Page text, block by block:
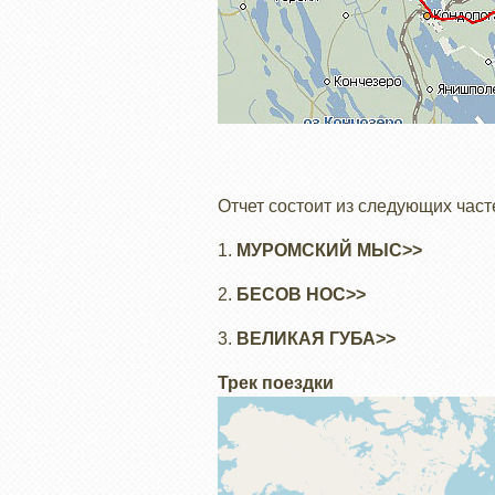
Отчет состоит из следующих
1. МУРОМСКИЙ МЫС>>
2. БЕСОВ НОС>>
3. ВЕЛИКАЯ ГУБА>>
Трек поездки